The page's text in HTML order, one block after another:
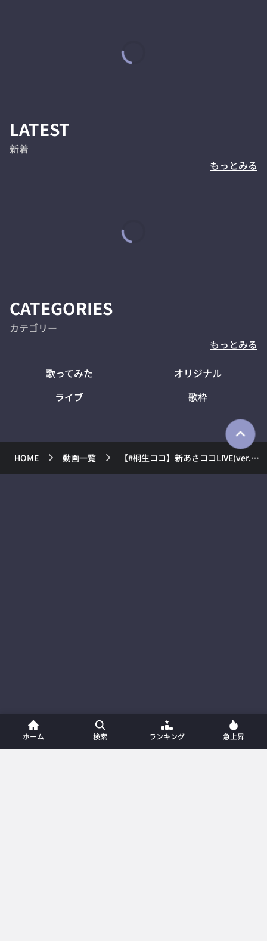
LATEST
新着
もっとみる
CATEGORIES
カテゴリー
もっとみる
歌ってみた
オリジナル
ライブ
歌枠
HOME 動画一覧 【#桐生ココ】新あさココLIVE(ver.2.0)！7月1日【#ココここ】
ホーム 検索 ランキング 急上昇